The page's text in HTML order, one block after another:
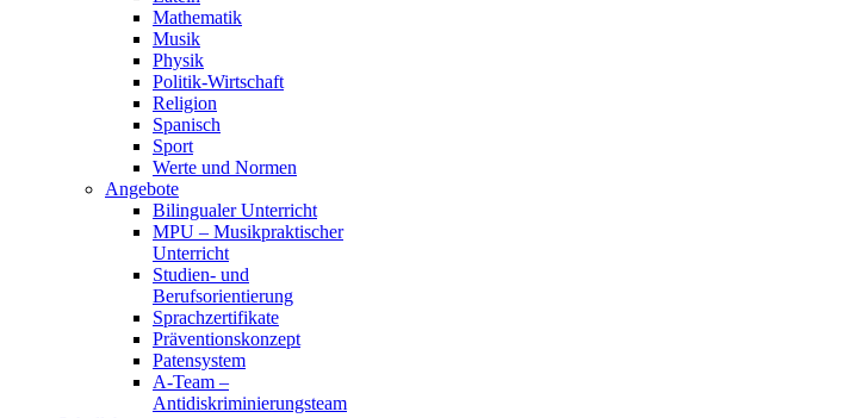
Mathematik
Musik
Physik
Politik-Wirtschaft
Religion
Spanisch
Sport
Werte und Normen
Angebote
Bilingualer Unterricht
MPU – Musikpraktischer
Unterricht
Studien- und
Berufsorientierung
Sprachzertifikate
Präventionskonzept
Patensystem
A-Team –
Antidiskriminierungsteam